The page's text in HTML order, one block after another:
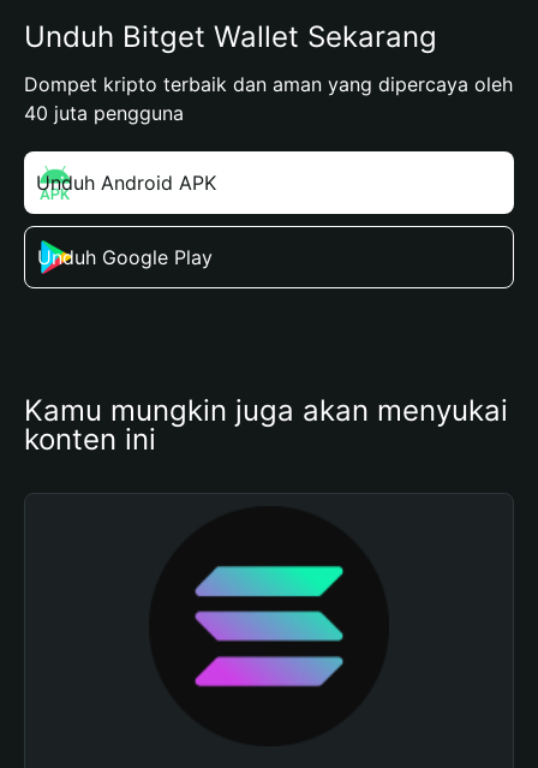
Unduh Bitget Wallet Sekarang
Dompet kripto terbaik dan aman yang dipercaya oleh
40 juta pengguna
Unduh Android APK
Unduh Google Play
Kamu mungkin juga akan menyukai
konten ini